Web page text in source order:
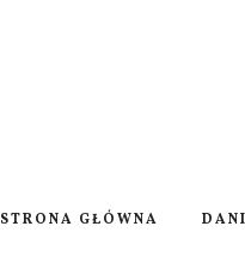
STRONA GŁÓWNA